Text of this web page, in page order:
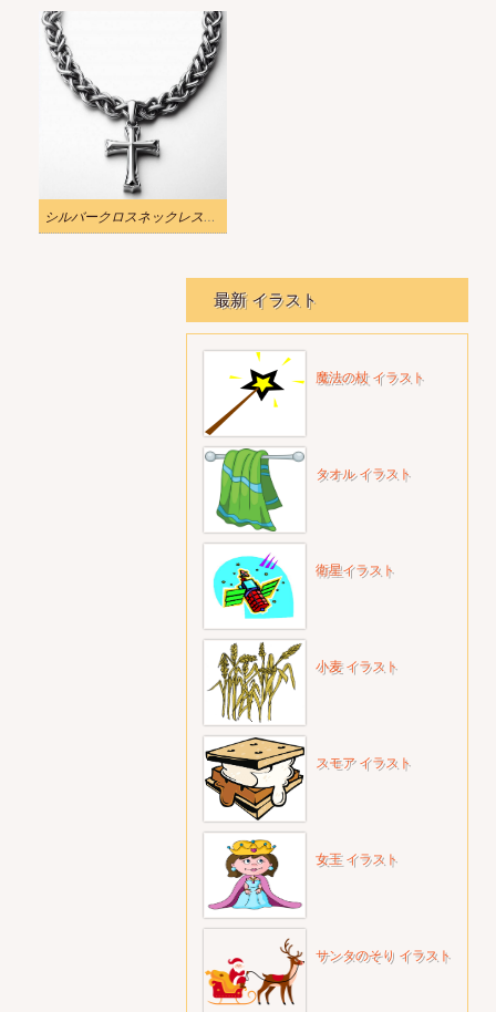
シルバークロスネックレスのイラスト
最新 イラスト
魔法の杖 イラスト
タオル イラスト
衛星イラスト
小麦 イラスト
スモア イラスト
女王 イラスト
サンタのそり イラスト